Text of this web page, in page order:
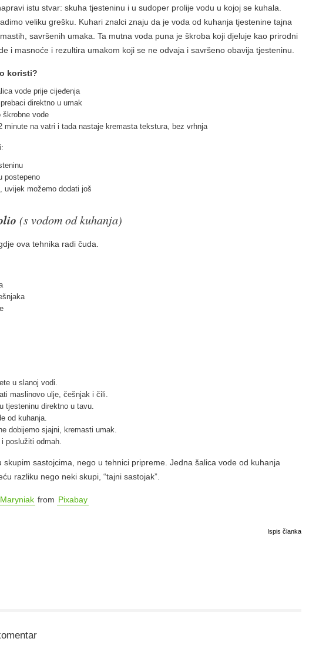
istu stvar: skuha tjesteninu i u sudoper prolije vodu u kojoj se kuhala.
veliku grešku. Kuhari znalci znaju da je voda od kuhanja tjestenine tajna
savršenih umaka. Ta mutna voda puna je škroba koji djeluje kao prirodni
i masnoće i rezultira umakom koji se ne odvaja i savršeno obavija tjesteninu.
koristi?
vode prije cijeđenja
direktno u umak
škrobne vode
minute na vatri i tada nastaje kremasta tekstura, bez vrhnja
:
postepeno
uvijek možemo dodati još
(s vodom od kuhanja)
ova tehnika radi čuda.
u slanoj vodi.
maslinovo ulje, češnjak i čili.
tjesteninu direktno u tavu.
od kuhanja.
dobijemo sjajni, kremasti umak.
i poslužiti odmah.
skupim sastojcima, nego u tehnici pripreme. Jedna šalica vode od kuhanja
razliku nego neki skupi, “tajni sastojak”.
Maryniak from Pixabay
Ispis članka